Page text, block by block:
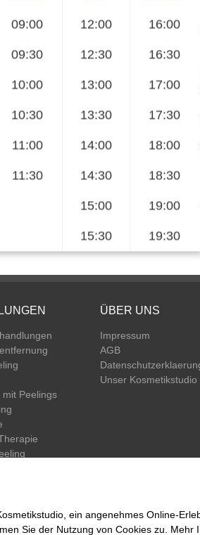
begleiten und Ihre
breit gefächertes Schulungsangebot und
Schulungsprogrammen, Terminen
unserer Schüler bei der Verwirklichung
dass der Weg zu Ihren
Ihnen die Werkzeuge und Ressourcen
mit Peelings
ÜBER UNS
Impressum
AGB
Unser Kosmetikstudio
09:00
09:30
10:00
10:30
11:00
11:30
12:00
12:30
13:00
13:30
14:00
14:30
15:00
15:30
16:00
16:30
17:00
17:30
18:00
18:30
19:00
19:30
ein angenehmes Online-
Sie der Nutzung von Cookies zu. Mehr